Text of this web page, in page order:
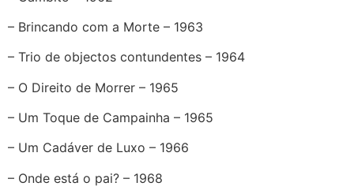
– Brincando com a Morte – 1963
– Trio de objectos contundentes – 1964
– O Direito de Morrer – 1965
– Um Toque de Campainha – 1965
– Um Cadáver de Luxo – 1966
– Onde está o pai? – 1968